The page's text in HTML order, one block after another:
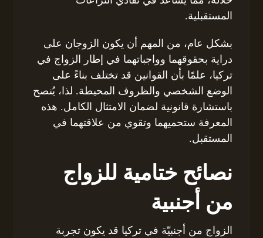
المستقبلية.
بشكل عام، من المهم أن يكون الزوجان على
دراية بحقوقهما وواجباتهما في إطار الزواج في
تركيا، علمًا بأن القوانين قد تختلف بناءً على
الوضع الشخصي والظروف المحيطة. لذا، يُنصح
باستشارة قانونية لضمان الامتثال الكامل. هذه
المعرفة ستحميهما وتقوي من علاقتهما في
المستقبل.
نصائح ختامية للزواج
من أجنبية
الزواج من أجنبيّة في تركيا قد يكون تجربة